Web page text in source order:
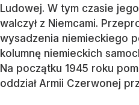
Ludowej. W tym czasie
walczył z Niemcami.
wysadzenia niemieckiego
kolumnę niemieckich
Na początku 1945 roku
oddział Armii Czerwonej